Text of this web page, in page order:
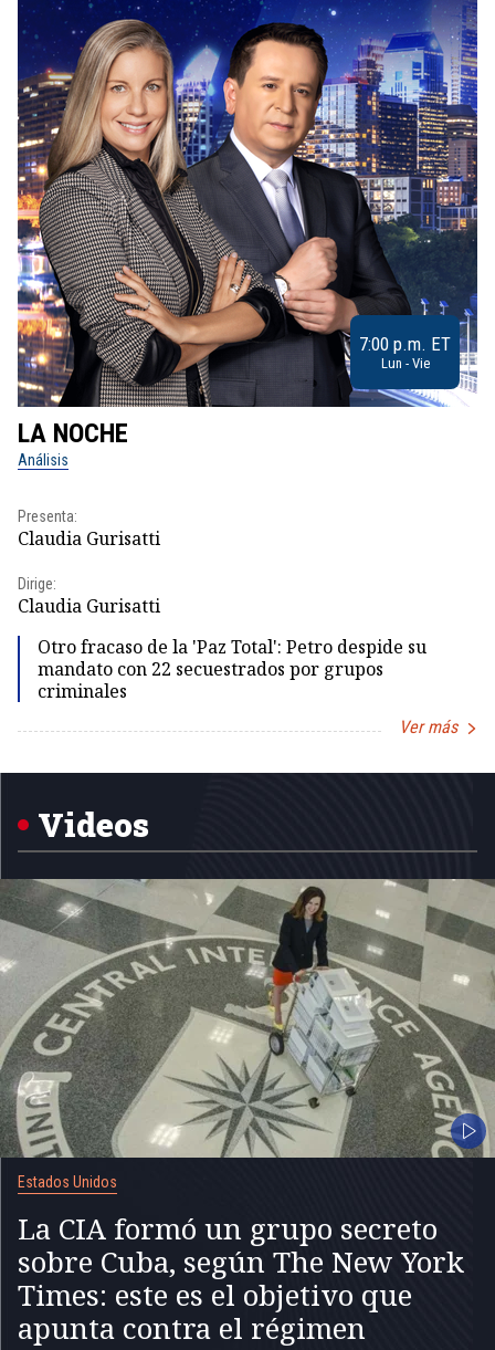
7:00 p.m. ET
Lun - Vie
LA NOCHE
Análisis
Presenta:
Claudia Gurisatti
Dirige:
Claudia Gurisatti
Otro fracaso de la 'Paz Total': Petro despide su
mandato con 22 secuestrados por grupos
criminales
Ver más
1
Videos
Estados Unidos
La CIA formó un grupo secreto
sobre Cuba, según The New York
Times: este es el objetivo que
apunta contra el régimen